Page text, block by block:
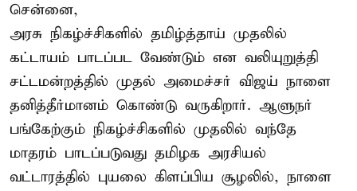
சென்னை,
அரசு நிகழ்ச்சிகளில் தமிழ்த்தாய் முதலில்
கட்டாயம் பாடப்பட வேண்டும் என வலியுறுத்தி
சட்டமன்றத்தில் முதல் அமைச்சர் விஜய் நாளை
தனித்தீர்மானம் கொண்டு வருகிறார். ஆளுநர்
பங்கேற்கும் நிகழ்ச்சிகளில் முதலில் வந்தே
மாதரம் பாடப்படுவது தமிழக அரசியல்
வட்டாரத்தில் புயலை கிளப்பிய சூழலில், நாளை